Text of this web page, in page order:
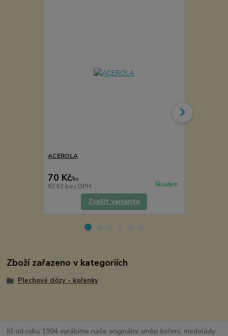
ACEROLA
70 Kč/ks
63 Kč bez DPH Skladem
Zvolit variantu
Zboží zařazeno v kategoriích
Plechové dózy - kořenky
Již od roku 1994 vyrábíme naše originální směsi koření, medolády